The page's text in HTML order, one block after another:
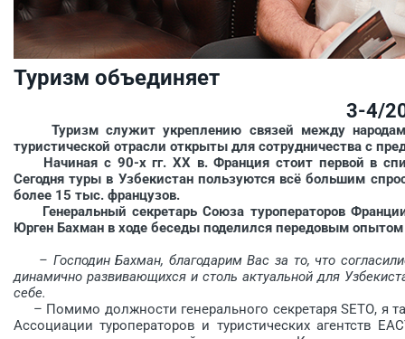
Туризм объединяет
3-4/
Туризм служит укреплению связей между народами
туристической отрасли открыты для сотрудничества с
Начиная с 90-х гг. XX в. Франция стоит первой в
Сегодня туры в Узбекистан пользуются всё большим
более 15 тыс. французов.
Генеральный секретарь Союза туроператоров
Юрген Бахман в ходе беседы поделился передовым
– Господин Бахман, благодарим Вас за то, что
динамично развивающихся и столь актуальной для
себе.
– Помимо должности генерального секретаря SЕТО, я
Ассоциации туроператоров и ту­ристических агентств